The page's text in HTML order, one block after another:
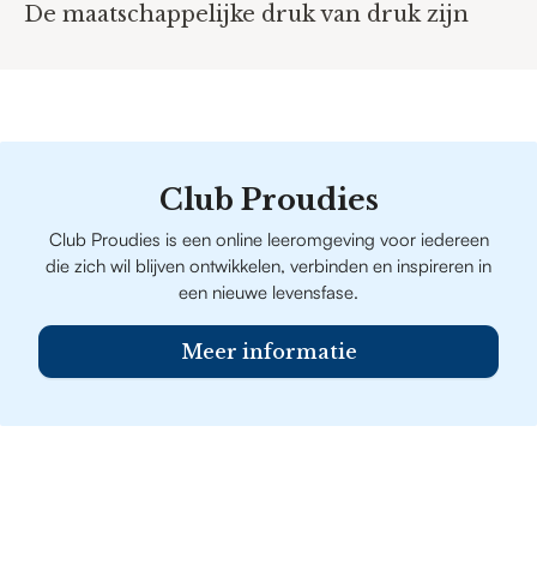
De maatschappelijke druk van druk zijn
Club Proudies
Club Proudies is een online leeromgeving voor iedereen
die zich wil blijven ontwikkelen, verbinden en inspireren in
een nieuwe levensfase.
Meer informatie